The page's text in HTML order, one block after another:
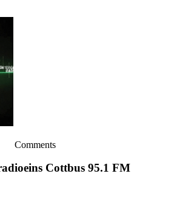
Comments
Cottbus 95.1 FM